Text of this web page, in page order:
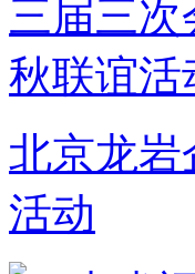
北京龙岩
活动